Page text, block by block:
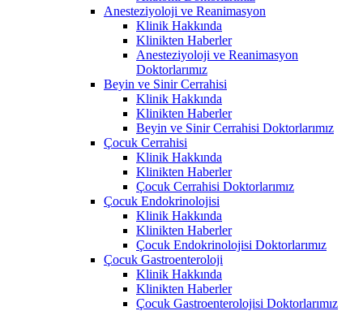
Anesteziyoloji ve Reanimasyon
Klinik Hakkında
Klinikten Haberler
Anesteziyoloji ve Reanimasyon
Doktorlarımız
Beyin ve Sinir Cerrahisi
Klinik Hakkında
Klinikten Haberler
Beyin ve Sinir Cerrahisi Doktorlarımız
Çocuk Cerrahisi
Klinik Hakkında
Klinikten Haberler
Çocuk Cerrahisi Doktorlarımız
Çocuk Endokrinolojisi
Klinik Hakkında
Klinikten Haberler
Çocuk Endokrinolojisi Doktorlarımız
Çocuk Gastroenteroloji
Klinik Hakkında
Klinikten Haberler
Çocuk Gastroenterolojisi Doktorlarımız